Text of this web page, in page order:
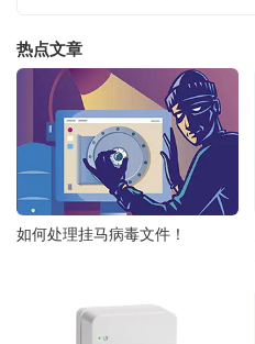
热点文章
如何处理挂马病毒文件！